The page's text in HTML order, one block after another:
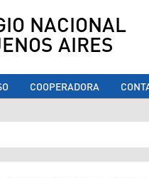
NACIONAL
AIRES
COOPERADORA
aquí